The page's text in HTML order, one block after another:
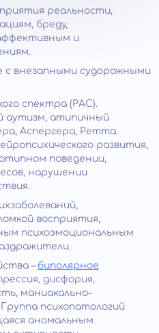
реальности,
бреду,
и
с внезапными судорожными
спектра (РАС).
аутизм, атипичный
Аспергера, Ретта.
развития,
поведении,
нарушении
восприятия,
психоэмоциональным
– биполярное
дисфория,
маниакально-
психопатологий
аномальным